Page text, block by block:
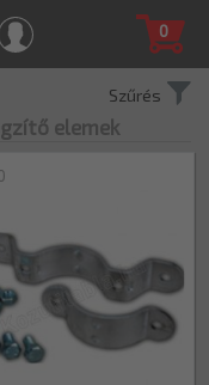
0
Szűrés
elemek